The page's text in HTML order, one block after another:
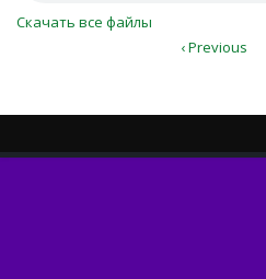
Скачать все файлы
‹ Previous